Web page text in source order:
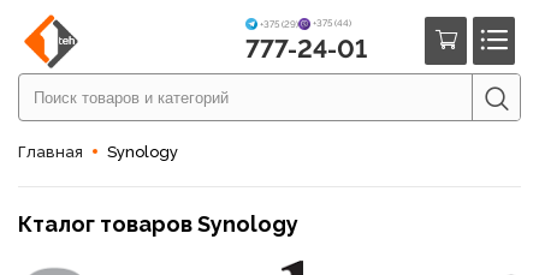
+375 (29) +375 (44)
777-24-01
Главная Synology
Кталог товаров Synology